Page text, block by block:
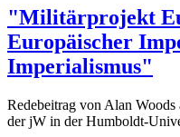
"Militärprojekt
Europäischer
Imperialismus"
Redebeitrag von Alan
der jW in der Humboldt-